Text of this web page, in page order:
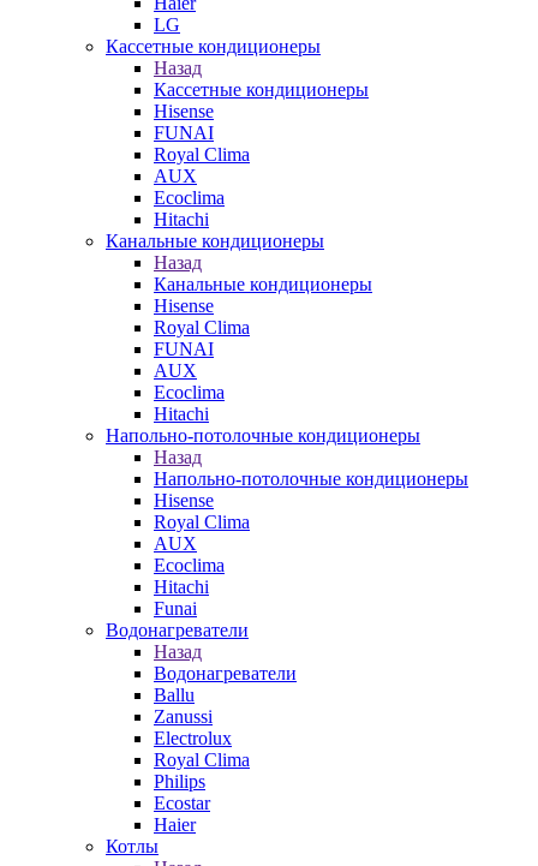
LG
Кассетные кондиционеры
Назад
Кассетные кондиционеры
Hisense
FUNAI
Royal Clima
AUX
Ecoclima
Hitachi
Канальные кондиционеры
Назад
Канальные кондиционеры
Hisense
Royal Clima
FUNAI
AUX
Ecoclima
Hitachi
Напольно-потолочные кондиционеры
Назад
Напольно-потолочные кондиционеры
Hisense
Royal Clima
AUX
Ecoclima
Hitachi
Funai
Водонагреватели
Назад
Водонагреватели
Ballu
Zanussi
Electrolux
Royal Clima
Philips
Ecostar
Haier
Котлы